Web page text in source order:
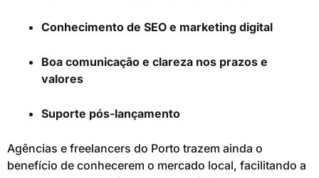
Conhecimento de SEO e marketing digital
Boa comunicação e clareza nos prazos e
valores
Suporte pós-lançamento
Agências e freelancers do Porto trazem ainda o
benefício de conhecerem o mercado local, facilitando a